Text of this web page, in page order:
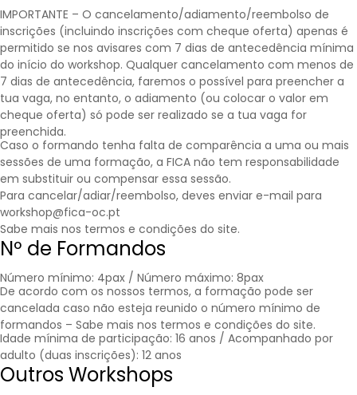
IMPORTANTE – O cancelamento/adiamento/reembolso de
inscrições (incluindo inscrições com cheque oferta) apenas é
permitido se nos avisares com 7 dias de antecedência mínima
do início do workshop. Qualquer cancelamento com menos de
7 dias de antecedência, faremos o possível para preencher a
tua vaga, no entanto, o adiamento (ou colocar o valor em
cheque oferta) só pode ser realizado se a tua vaga for
preenchida.
Caso o formando tenha falta de comparência a uma ou mais
sessões de uma formação, a FICA não tem responsabilidade
em substituir ou compensar essa sessão.
Para cancelar/adiar/reembolso, deves enviar e-mail para
workshop@fica-oc.pt
Sabe mais nos termos e condições do site.
Nº de Formandos
Número mínimo: 4pax / Número máximo: 8pax
De acordo com os nossos termos, a formação pode ser
cancelada caso não esteja reunido o número mínimo de
formandos – Sabe mais nos termos e condições do site.
Idade mínima de participação: 16 anos / Acompanhado por
adulto (duas inscrições): 12 anos
Outros Workshops